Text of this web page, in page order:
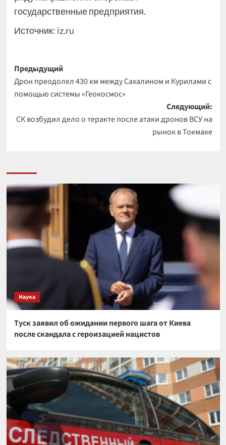
государственные предприятия.
Источник: iz.ru
Навигация
записи
Предыдущий
Дрон преодолел 430 км между Сахалином и Курилами с
помощью системы «Геокосмос»
Следующий:
СК возбудил дело о теракте после атаки дронов ВСУ на
рынок в Токмаке
Наука
Туск заявил об ожидании первого шага от Киева
после скандала с героизацией нацистов